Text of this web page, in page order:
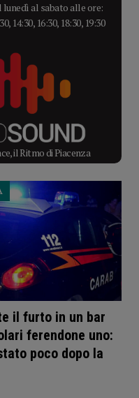
al sabato alle ore:
14:30, 16:30, 18:30, 19:30
il Ritmo di Piacenza
il furto in un bar
ferendone uno:
poco dopo la